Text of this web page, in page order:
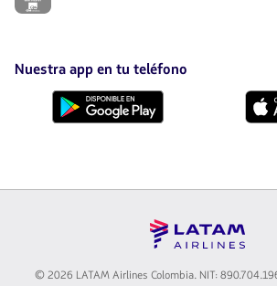
nueva
pestaña.
Nuestra app en tu teléfono
Descárgala
Descárgala
© 2026 LATAM Airlines Colombia. NIT: